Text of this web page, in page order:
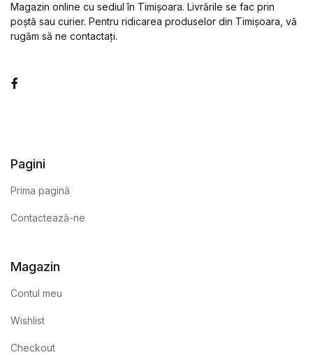
Magazin online cu sediul în Timișoara. Livrările se fac prin
poștă sau curier. Pentru ridicarea produselor din Timișoara, vă
rugăm să ne contactați.
Pagini
Prima pagină
Contactează-ne
Magazin
Contul meu
Wishlist
Checkout